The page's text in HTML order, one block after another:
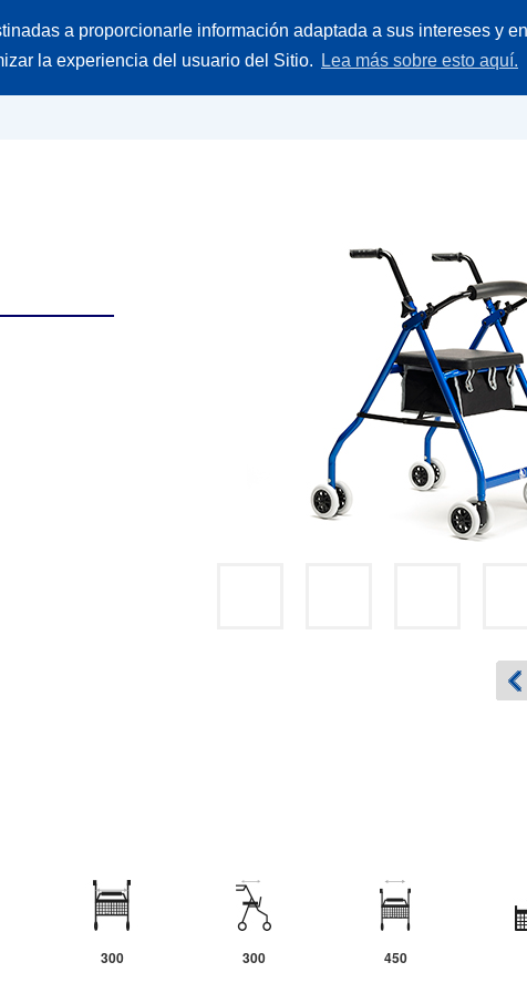
a proporcionarle información adaptada a sus intereses y
la experiencia del usuario del Sitio.
Lea más sobre esto aquí.
Empresa Contacto
Buscar
producto
300 300 450